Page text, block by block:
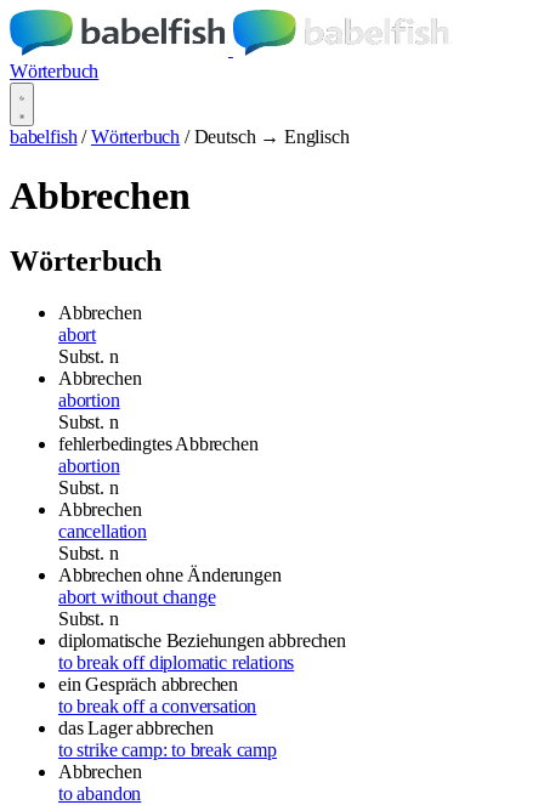
Wörterbuch
babelfish / Wörterbuch / Deutsch → Englisch
Abbrechen
Wörterbuch
Abbrechen
abort
Subst. n
Abbrechen
abortion
Subst. n
fehlerbedingtes Abbrechen
abortion
Subst. n
Abbrechen
cancellation
Subst. n
Abbrechen ohne Änderungen
abort without change
Subst. n
diplomatische Beziehungen abbrechen
to break off diplomatic relations
ein Gespräch abbrechen
to break off a conversation
das Lager abbrechen
to strike camp: to break camp
Abbrechen
to abandon